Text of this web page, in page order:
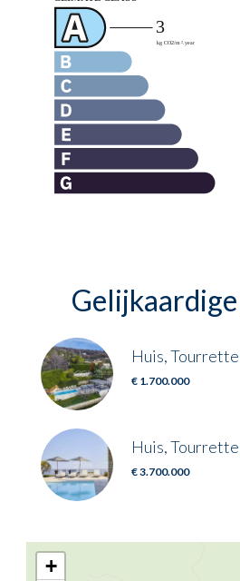
Huis,
€ 1.700.000
Huis,
€ 3.700.000
+